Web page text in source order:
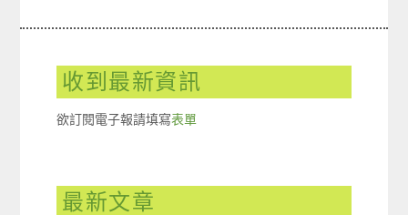
收到最新資訊
欲訂閱電子報請填寫表單
最新文章